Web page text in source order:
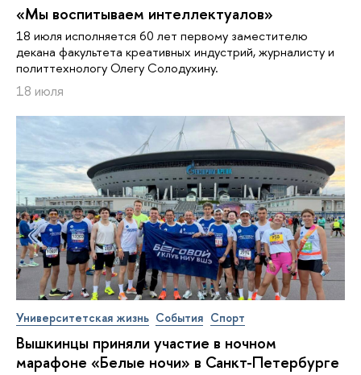
«Мы воспитываем интеллектуалов»
18 июля исполняется 60 лет первому заместителю
декана факультета креативных индустрий, журналисту и
политтехнологу Олегу Солодухину.
18 июля
Университетская жизнь События Спорт
Вышкинцы приняли участие в ночном
марафоне «Белые ночи» в Санкт-Петербурге